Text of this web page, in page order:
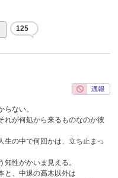
125
ない。
れが何処から来るものなのか彼
生の中で何回かは、立ち止まっ
性がかいま見える。
と、中退の高木以外は